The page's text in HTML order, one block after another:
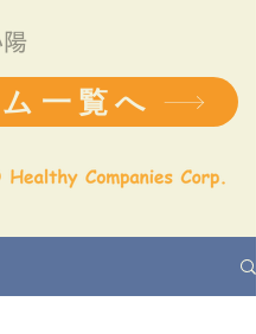
一覧へ